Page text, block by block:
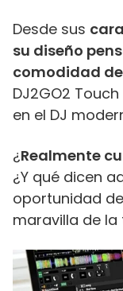
Desde sus
su diseño
comodidad
DJ2GO2
en el DJ
¿Realmente
¿Y qué dicen
oportunidad
maravilla de la